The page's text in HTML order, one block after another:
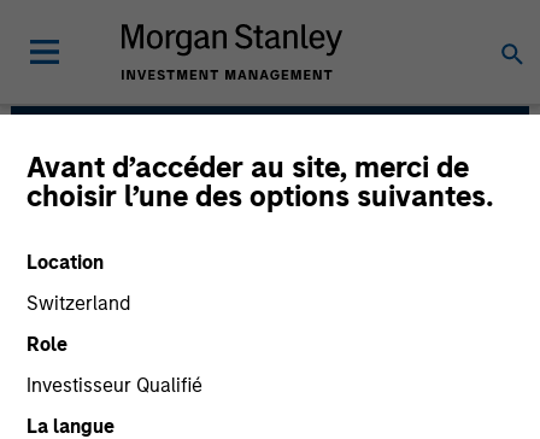
Avant d’accéder au site, merci de
choisir l’une des options suivantes.
Location
Switzerland
Role
Investisseur Qualifié
La langue
Global Liquidity